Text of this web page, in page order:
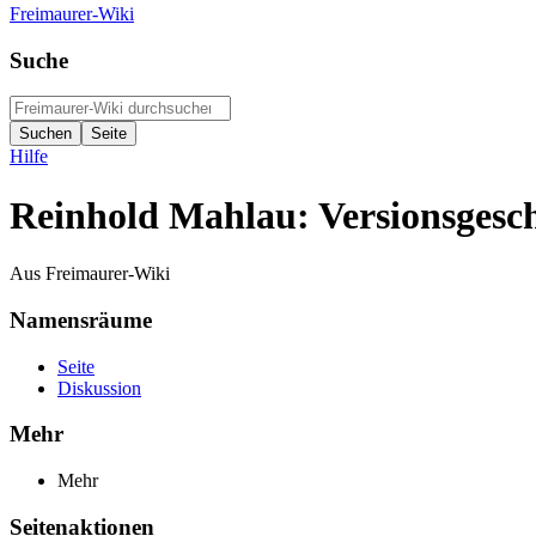
Freimaurer-Wiki
Suche
Hilfe
Reinhold Mahlau:
Aus Freimaurer-Wiki
Namensräume
Seite
Diskussion
Mehr
Mehr
Seitenaktionen